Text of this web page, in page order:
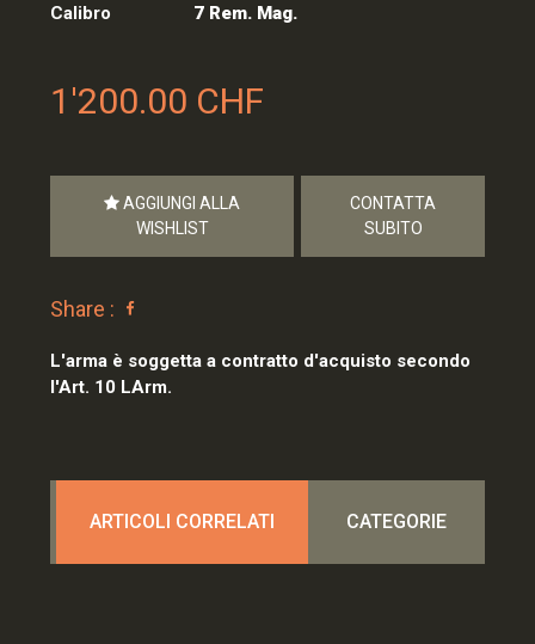
Calibro
7 Rem. Mag.
1'200.00 CHF
AGGIUNGI ALLA
WISHLIST
CONTATTA
SUBITO
Share :
L'arma è soggetta a contratto d'acquisto secondo
l'Art. 10 LArm.
ARTICOLI CORRELATI CATEGORIE